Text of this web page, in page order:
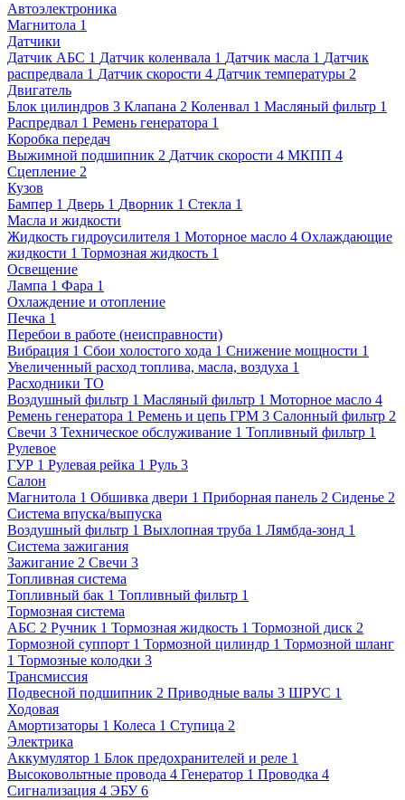
Автоэлектроника
Магнитола 1
Датчики
Датчик АБС 1 Датчик коленвала 1 Датчик масла 1 Датчик
распредвала 1 Датчик скорости 4 Датчик температуры 2
Двигатель
Блок цилиндров 3 Клапана 2 Коленвал 1 Масляный фильтр 1
Распредвал 1 Ремень генератора 1
Коробка передач
Выжимной подшипник 2 Датчик скорости 4 МКПП 4
Сцепление 2
Кузов
Бампер 1 Дверь 1 Дворник 1 Стекла 1
Масла и жидкости
Жидкость гидроусилителя 1 Моторное масло 4 Охлаждающие
жидкости 1 Тормозная жидкость 1
Освещение
Лампа 1 Фара 1
Охлаждение и отопление
Печка 1
Перебои в работе (неисправности)
Вибрация 1 Сбои холостого хода 1 Снижение мощности 1
Увеличенный расход топлива, масла, воздуха 1
Расходники ТО
Воздушный фильтр 1 Масляный фильтр 1 Моторное масло 4
Ремень генератора 1 Ремень и цепь ГРМ 3 Салонный фильтр 2
Свечи 3 Техническое обслуживание 1 Топливный фильтр 1
Рулевое
ГУР 1 Рулевая рейка 1 Руль 3
Салон
Магнитола 1 Обшивка двери 1 Приборная панель 2 Сиденье 2
Система впуска/выпуска
Воздушный фильтр 1 Выхлопная труба 1 Лямбда-зонд 1
Система зажигания
Зажигание 2 Свечи 3
Топливная система
Топливный бак 1 Топливный фильтр 1
Тормозная система
АБС 2 Ручник 1 Тормозная жидкость 1 Тормозной диск 2
Тормозной суппорт 1 Тормозной цилиндр 1 Тормозной шланг
1 Тормозные колодки 3
Трансмиссия
Подвесной подшипник 2 Приводные валы 3 ШРУС 1
Ходовая
Амортизаторы 1 Колеса 1 Ступица 2
Электрика
Аккумулятор 1 Блок предохранителей и реле 1
Высоковольтные провода 4 Генератор 1 Проводка 4
Сигнализация 4 ЭБУ 6